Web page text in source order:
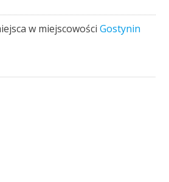
w miejscowościGostynin